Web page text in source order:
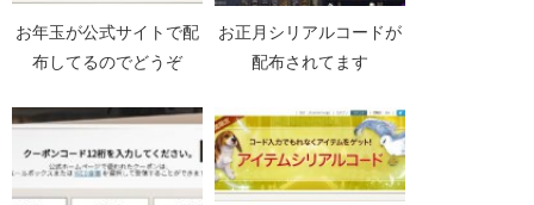
お年玉が公式サイトで配
布してるのでどうぞ
お正月シリアルコードが
配布されてます